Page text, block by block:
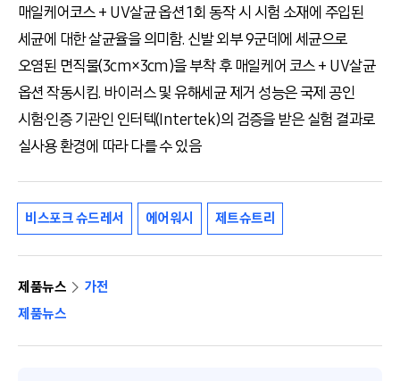
매일케어코스 + UV살균 옵션 1회 동작 시 시험 소재에 주입된
세균에 대한 살균율을 의미함. 신발 외부 9군데에 세균으로
오염된 면직물(3cm×3cm)을 부착 후 매일케어 코스 + UV살균
옵션 작동시킴. 바이러스 및 유해세균 제거 성능은 국제 공인
시험·인증 기관인 인터텍(Intertek)의 검증을 받은 실험 결과로
실사용 환경에 따라 다를 수 있음
비스포크 슈드레서 에어워시 제트슈트리
제품뉴스
가전
제품뉴스